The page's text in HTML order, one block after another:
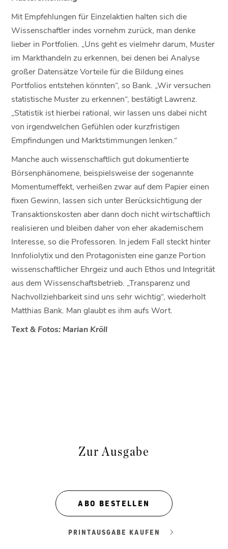
Mit Empfehlungen für Einzelaktien halten sich die
Wissenschaftler indes vornehm zurück, man denke
lieber in Portfolien. „Uns geht es vielmehr darum, Muster
im Markthandeln zu erkennen, bei denen bei Analyse
großer Datensätze Vorteile für die Bildung eines
Portfolios entstehen könnten“, so Bank. „Wir versuchen
statistische Muster zu erkennen“, bestätigt Lawrenz.
„Statistik ist hierbei rational, wir lassen uns dabei nicht
von irgendwelchen Gefühlen oder kurzfristigen
Empfindungen und Marktstimmungen lenken.“
Manche auch wissenschaftlich gut dokumentierte
Börsenphänomene, beispielsweise der sogenannte
Momentumeffekt, verheißen zwar auf dem Papier einen
fixen Gewinn, lassen sich unter Berücksichtigung der
Transaktionskosten aber dann doch nicht wirtschaftlich
realisieren und bleiben daher von eher akademischem
Interesse, so die Professoren. In jedem Fall steckt hinter
Innfoliolytix und den Protagonisten eine ganze Portion
wissenschaftlicher Ehrgeiz und auch Ethos und Integrität
aus dem Wissenschaftsbetrieb. „Transparenz und
Nachvollziehbarkeit sind uns sehr wichtig“, wiederholt
Matthias Bank. Man glaubt es ihm aufs Wort.
Text & Fotos: Marian Kröll
Zur Ausgabe
ABO BESTELLEN
PRINTAUSGABE KAUFEN